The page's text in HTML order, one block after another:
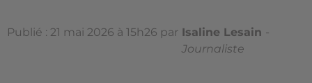
Publié : 21 mai 2026 à 15h26 par Isaline Lesain -
Journaliste